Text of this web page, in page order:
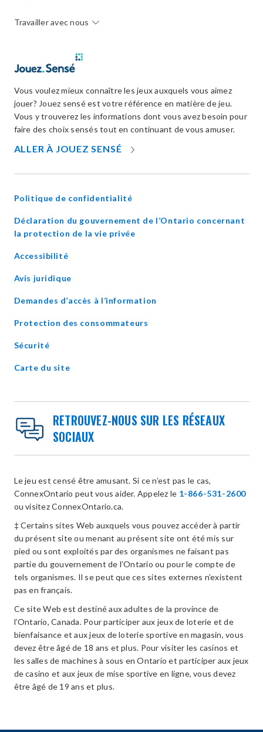
Travailler avec nous
Vous voulez mieux connaître les jeux auxquels vous aimez
jouer? Jouez sensé est votre référence en matière de jeu.
Vous y trouverez les informations dont vous avez besoin pour
faire des choix sensés tout en continuant de vous amuser.
ALLER À JOUEZ SENSÉ
NEW
Politique de confidentialité
Déclaration du gouvernement de l’Ontario concernant
la protection de la vie privéeopens
Accessibilité
Avis juridique
Demandes d’accès à l’information
Protection des consommateurs
Sécurité
Carte du site
RETROUVEZ-NOUS SUR LES RÉSEAUX
SOCIAUX
Le jeu est censé être amusant. Si ce n’est pas le cas,
ConnexOntario peut vous aider. Appelez le 1-866-531-2600
ou visitez ConnexOntario.ca.
‡ Certains sites Web auxquels vous pouvez accéder à partir
du présent site ou menant au présent site ont été mis sur
pied ou sont exploités par des organismes ne faisant pas
partie du gouvernement de l’Ontario ou pour le compte de
tels organismes. Il se peut que ces sites externes n’existent
pas en français.
Ce site Web est destiné aux adultes de la province de
l’Ontario, Canada. Pour participer aux jeux de loterie et de
bienfaisance et aux jeux de loterie sportive en magasin, vous
devez être âgé de 18 ans et plus. Pour visiter les casinos et
les salles de machines à sous en Ontario et participer aux jeux
de casino et aux jeux de mise sportive en ligne, vous devez
être âgé de 19 ans et plus.